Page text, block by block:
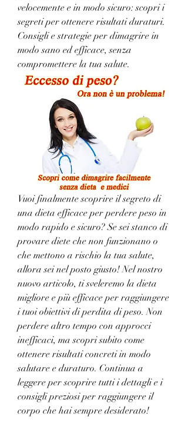
velocemente e in modo sicuro: scopri i
segreti per ottenere risultati duraturi.
Consigli e strategie per dimagrire in
modo sano ed efficace, senza
compromettere la tua salute.
Vuoi finalmente scoprire il segreto di
una dieta efficace per perdere peso in
modo rapido e sicuro? Se sei stanco di
provare diete che non funzionano o
che mettono a rischio la tua salute,
allora sei nel posto giusto! Nel nostro
nuovo articolo, ti sveleremo la dieta
migliore e più efficace per raggiungere
i tuoi obiettivi di perdita di peso. Non
perdere altro tempo con approcci
inefficaci, ma scopri subito come
ottenere risultati concreti in modo
salutare e duraturo. Continua a
leggere per scoprire tutti i dettagli e i
consigli preziosi per raggiungere il
corpo che hai sempre desiderato!